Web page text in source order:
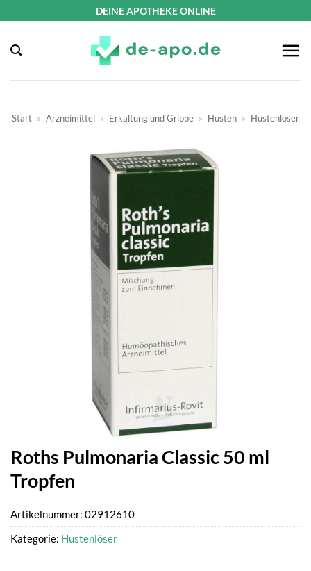
springen
DEINE APOTHEKE ONLINE
Start » Arzneimittel » Erkältung und Grippe » Husten » Hustenlöser
Roths Pulmonaria Classic 50 ml
Tropfen
Artikelnummer: 02912610
Kategorie: Hustenlöser